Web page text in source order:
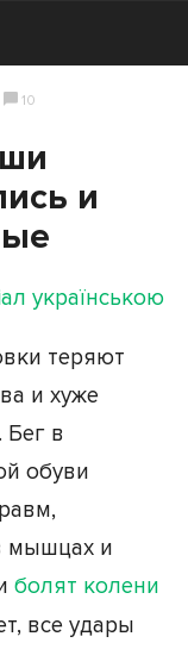
10
и
українською
теряют
и хуже
в
обуви
мышцах и
болят колени
все удары